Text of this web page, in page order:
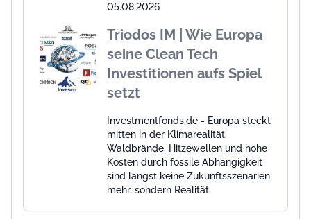
05.08.2026
Triodos IM | Wie Europa
seine Clean Tech
Investitionen aufs Spiel
setzt
Investmentfonds.de - Europa steckt
mitten in der Klimarealität:
Waldbrände, Hitzewellen und hohe
Kosten durch fossile Abhängigkeit
sind längst keine Zukunftsszenarien
mehr, sondern Realität.